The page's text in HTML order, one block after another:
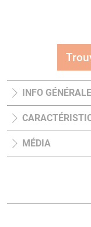
INFO GÉNÉRALE
MÉDIA